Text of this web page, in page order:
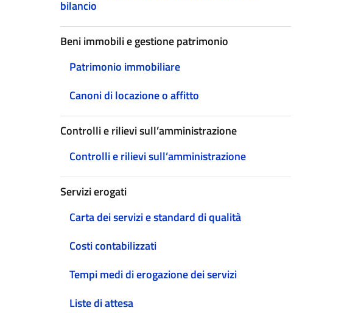
bilancio
Beni immobili e gestione patrimonio
Patrimonio immobiliare
Canoni di locazione o affitto
Controlli e rilievi sull’amministrazione
Controlli e rilievi sull’amministrazione
Servizi erogati
Carta dei servizi e standard di qualità
Costi contabilizzati
Tempi medi di erogazione dei servizi
Liste di attesa